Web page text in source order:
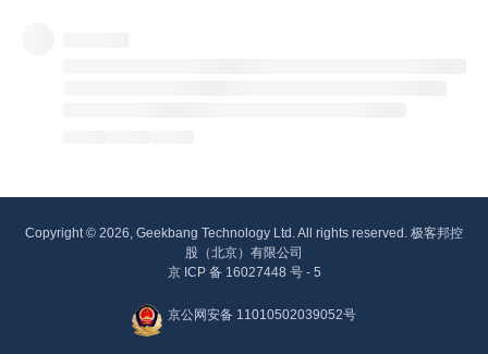
Copyright © 2026, Geekbang Technology Ltd. All rights reserved. 极客邦控
股（北京）有限公司
京 ICP 备 16027448 号 - 5
京公网安备 11010502039052号